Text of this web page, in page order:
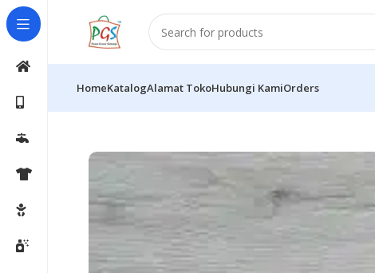
HomeKatalogAlamat TokoHubungi KamiOrders